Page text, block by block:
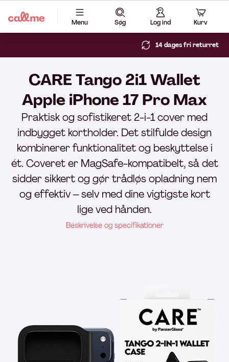
Menu Søg Log ind Kurv
14 dages fri returret
CARE Tango 2i1 Wallet
Apple iPhone 17 Pro Max
Praktisk og sofistikeret 2-i-1 cover med
indbygget kortholder. Det stilfulde design
kombinerer funktionalitet og beskyttelse i
ét. Coveret er MagSafe-kompatibelt, så det
sidder sikkert og gør trådløs opladning nem
og effektiv – selv med dine vigtigste kort
lige ved hånden.
Beskrivelse og specifikationer